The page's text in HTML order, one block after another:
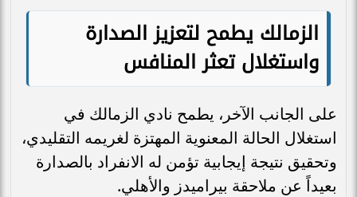
الزمالك يطمح لتعزيز الصدارة
واستغلال تعثر المنافس
على الجانب الآخر، يطمح نادي الزمالك في
استغلال الحالة المعنوية المهتزة لغريمه التقليدي،
وتحقيق نتيجة إيجابية تؤمن له الانفراد بالصدارة
بعيداً عن ملاحقة بيراميدز والأهلي.